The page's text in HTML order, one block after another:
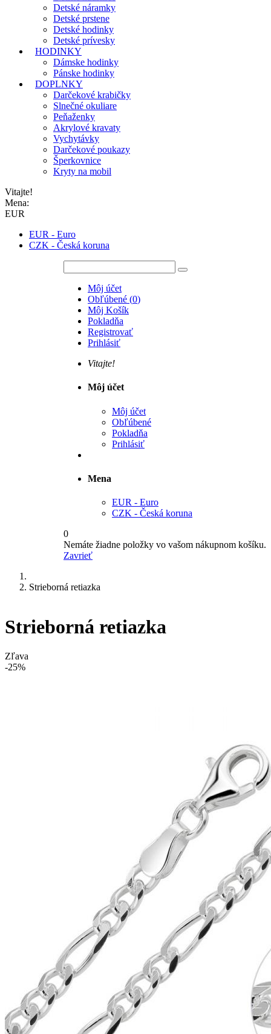
Detské náramky
Detské prstene
Detské hodinky
Detské prívesky
HODINKY
Dámske hodinky
Pánske hodinky
DOPLNKY
Darčekové krabičky
Slnečné okuliare
Peňaženky
Akrylové kravaty
Vychytávky
Darčekové poukazy
Šperkovnice
Kryty na mobil
Vitajte!
Mena:
EUR
EUR - Euro
CZK - Česká koruna
Môj účet
Obľúbené (0)
Môj Košík
Pokladňa
Registrovať
Prihlásiť
Vitajte!
Môj účet
Môj účet
Obľúbené
Pokladňa
Prihlásiť
Mena
EUR - Euro
CZK - Česká koruna
0
Nemáte žiadne položky vo vašom nákupnom košíku.
Zavrieť
Strieborná retiazka
Strieborná retiazka
Zľava
-25%